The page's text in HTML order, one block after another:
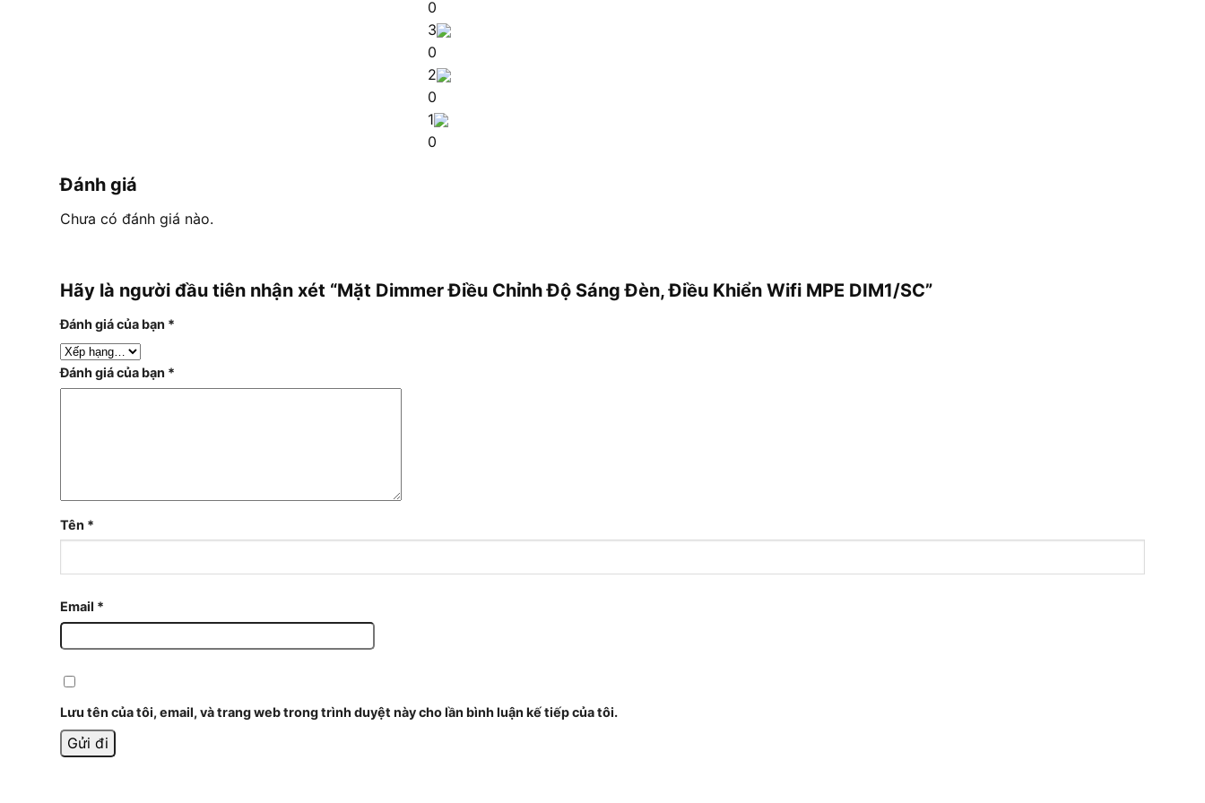
0
3
0
2
0
1
0
Đánh giá
Chưa có đánh giá nào.
Hãy là người đầu tiên nhận xét “Mặt Dimmer Điều Chỉnh Độ Sáng Đèn, Điều Khiển Wifi MPE DIM1/SC”
Đánh giá của bạn *
Đánh giá của bạn *
Tên *
Email *
Lưu tên của tôi, email, và trang web trong trình duyệt này cho lần bình luận kế tiếp của tôi.